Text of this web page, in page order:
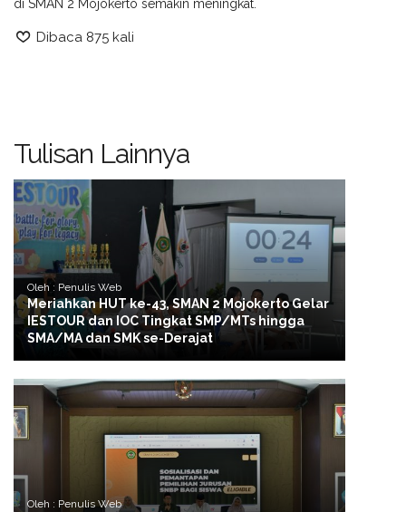
di SMAN 2 Mojokerto semakin meningkat.
Dibaca 875 kali
Tulisan Lainnya
Oleh : Penulis Web
Meriahkan HUT ke-43, SMAN 2 Mojokerto Gelar
IESTOUR dan IOC Tingkat SMP/MTs hingga
SMA/MA dan SMK se-Derajat
Oleh : Penulis Web